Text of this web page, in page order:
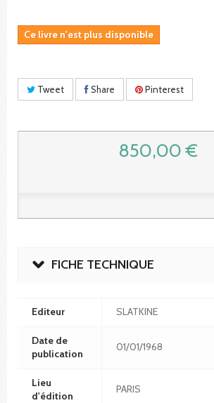
Ce livre n'est plus disponible
Tweet Share Pinterest
850,00 €
FICHE TECHNIQUE
Editeur SLATKINE
Date de
publication
01/01/1968
Lieu
d'édition
PARIS